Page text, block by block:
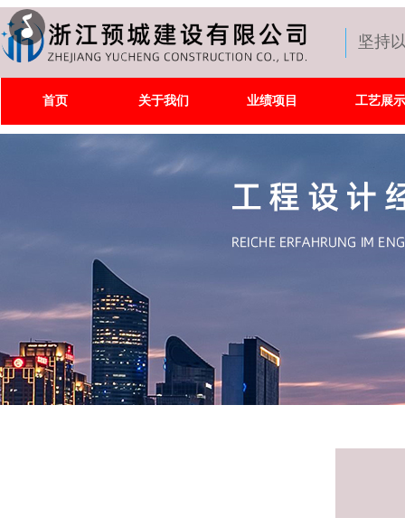
坚持
首页 关于我们 业绩项目 工艺展示